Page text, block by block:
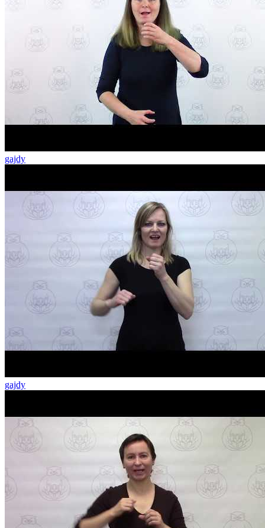
gajdy
gajdy